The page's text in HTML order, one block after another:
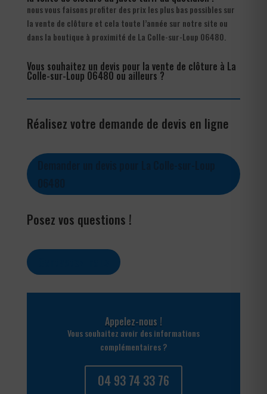
nous vous faisons profiter des prix les plus bas possibles sur
la vente de clôture et cela toute l’année sur notre site ou
dans la boutique à proximité de La Colle-sur-Loup 06480.
Vous souhaitez un devis pour la vente de clôture à La
Colle-sur-Loup 06480 ou ailleurs ?
Réalisez votre demande de devis en ligne
Posez vos questions !
Appelez-nous !
Vous souhaitez avoir des informations
complémentaires ?
04 93 74 33 76